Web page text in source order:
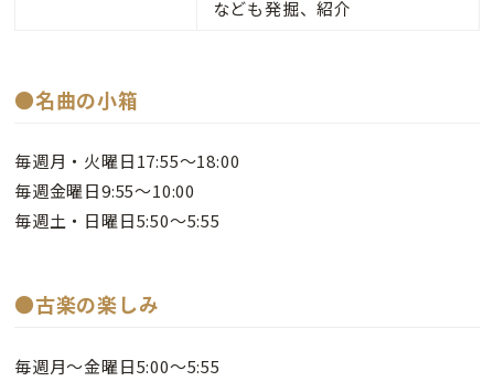
なども発掘、紹介
●名曲の小箱
毎週月・火曜日17:55～18:00
毎週金曜日9:55～10:00
毎週土・日曜日5:50～5:55
●古楽の楽しみ
毎週月～金曜日5:00～5:55